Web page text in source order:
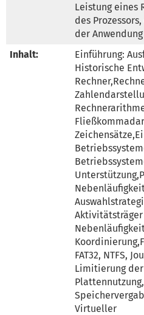
Leistung eines
des
der
Inhalt:
Einführung:
Historische
FAT32, NTFS,
Limitierung der
Virtueller